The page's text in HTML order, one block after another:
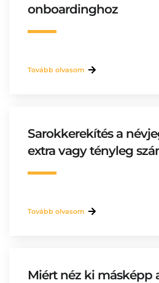
onboardinghoz
Tovább olvasom
Sarokkerekítés a
extra vagy tényleg
Tovább olvasom
Miért néz ki másképp